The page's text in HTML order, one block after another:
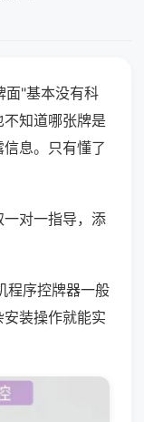
面"基本没有科
知道哪张牌是
息。只有懂了
对一指导，添
程序控牌器一般
装操作就能实